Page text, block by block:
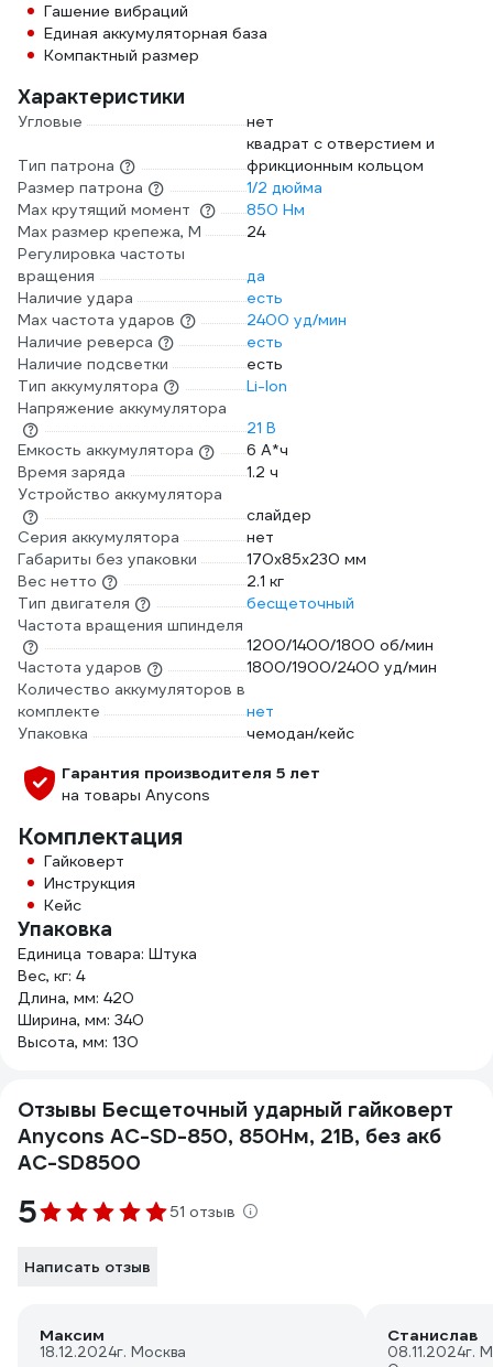
Гашение вибраций
Единая аккумуляторная база
Компактный размер
Характеристики
Угловые нет
Тип патрона
квадрат с отверстием и
фрикционным кольцом
Размер патрона
1/2 дюйма
Max крутящий момент
850 Нм
Max размер крепежа, М
24
Регулировка частоты
вращения
да
Наличие удара
есть
Мах частота ударов
2400 уд/мин
Наличие реверса
есть
Наличие подсветки
есть
Тип аккумулятора
Li-Ion
Напряжение аккумулятора
21 В
Емкость аккумулятора
6 А*ч
Время заряда
1.2 ч
Устройство аккумулятора
слайдер
Серия аккумулятора
нет
Габариты без упаковки
170х85х230 мм
Вес нетто
2.1 кг
Тип двигателя
бесщеточный
Частота вращения шпинделя
1200/1400/1800 об/мин
Частота ударов
1800/1900/2400 уд/мин
Количество аккумуляторов в
комплекте
нет
Упаковка
чемодан/кейс
Гарантия производителя 5 лет
на товары Anycons
Комплектация
Гайковерт
Инструкция
Кейс
Упаковка
Единица товара: Штука
Вес, кг: 4
Длина, мм: 420
Ширина, мм: 340
Высота, мм: 130
Отзывы Бесщеточный ударный гайковерт
Anycons AC-SD-850, 850Нм, 21В, без акб
AC-SD8500
5 51 отзыв
Написать отзыв
Максим
18.12.2024г. Москва
Станислав
08.11.2024г.